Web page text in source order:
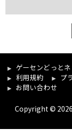
ゲーセンどっと
利用規約
プ
お問い合わせ
Copyright ©